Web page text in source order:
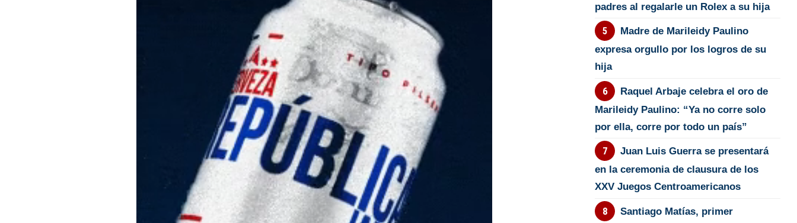
padres al regalarle un Rolex a su hija
Madre de Marileidy Paulino
expresa orgullo por los logros de su
hija
Raquel Arbaje celebra el oro de
Marileidy Paulino: “Ya no corre solo
por ella, corre por todo un país”
Juan Luis Guerra se presentará
en la ceremonia de clausura de los
XXV Juegos Centroamericanos
Santiago Matías, primer